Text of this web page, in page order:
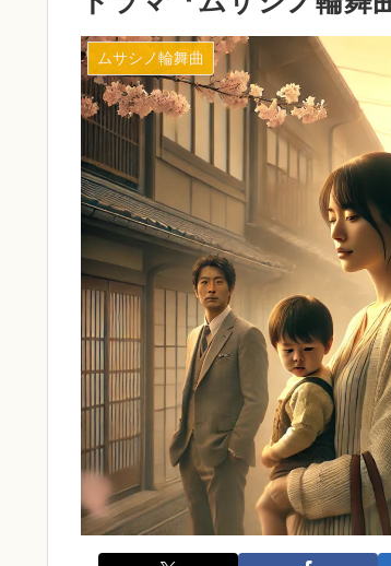
ムサシノ輪舞曲